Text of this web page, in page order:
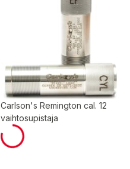
Carlson's Remington cal. 12
vaihtosupistaja